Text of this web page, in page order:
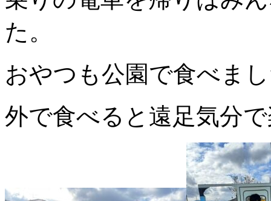
た。
おやつも公園で食べま
外で食べると遠足気分